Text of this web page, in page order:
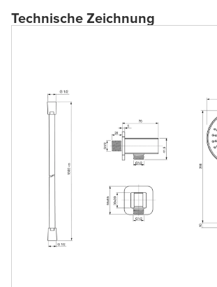
Technische Zeichnung